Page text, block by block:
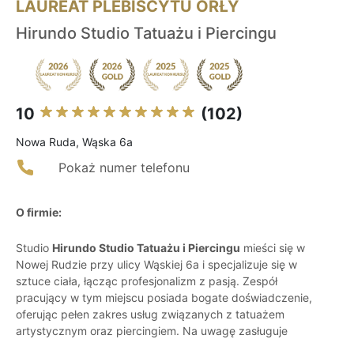
LAUREAT PLEBISCYTU ORŁY
Hirundo Studio Tatuażu i Piercingu
10 (102)
Nowa Ruda, Wąska 6a
Pokaż numer telefonu
O firmie:
Studio Hirundo Studio Tatuażu i Piercingu mieści się w
Nowej Rudzie przy ulicy Wąskiej 6a i specjalizuje się w
sztuce ciała, łącząc profesjonalizm z pasją. Zespół
pracujący w tym miejscu posiada bogate doświadczenie,
oferując pełen zakres usług związanych z tatuażem
artystycznym oraz piercingiem. Na uwagę zasługuje